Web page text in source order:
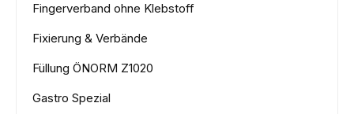
Fingerverband ohne Klebstoff
Fixierung & Verbände
Füllung ÖNORM Z1020
Gastro Spezial